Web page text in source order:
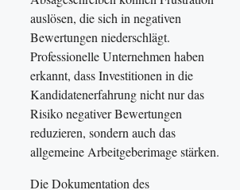
auslösen, die sich in negativen
Bewertungen niederschlägt.
Professionelle Unternehmen haben
erkannt, dass Investitionen in die
Kandidatenerfahrung nicht nur das
Risiko negativer Bewertungen
reduzieren, sondern auch das
allgemeine Arbeitgeberimage stärken.
Die Dokumentation des